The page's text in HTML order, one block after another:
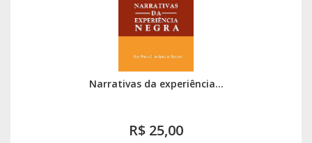
Narrativas da experiência...
R$ 25,00